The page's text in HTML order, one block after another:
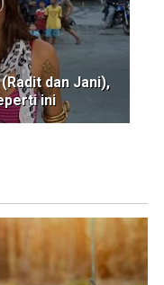
dan Jani),
ini